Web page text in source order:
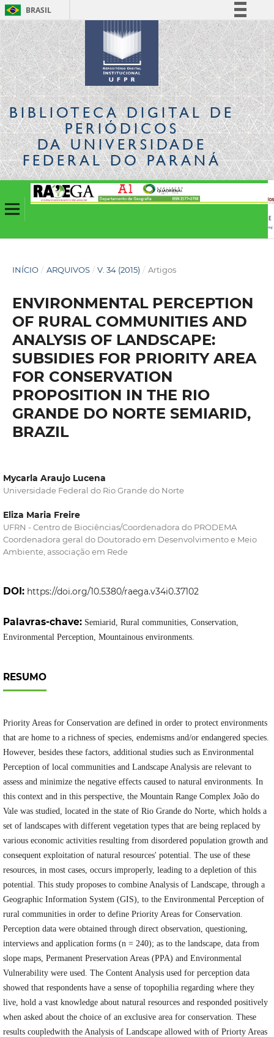
BRASIL
Simplifique!
Comunica BR
Participe
Acesso à informação
Legislação
Canais
BIBLIOTECA DIGITALDE
PERIÓDICOS
DA UNIVERSIDADE
FEDERAL DO PARANÁ
INÍCIO / ARQUIVOS / V. 34 (2015) / Artigos
ENVIRONMENTAL PERCEPTION
OF RURAL COMMUNITIES AND
ANALYSIS OF LANDSCAPE:
SUBSIDIES FOR PRIORITY AREA
FOR CONSERVATION
PROPOSITION IN THE RIO
GRANDE DO NORTE SEMIARID,
BRAZIL
Mycarla Araujo Lucena
Universidade Federal do Rio Grande do Norte
Eliza Maria Freire
UFRN - Centro de Biociências/Coordenadora do PRODEMA
Coordenadora geral do Doutorado em Desenvolvimento e Meio
Ambiente, associação em Rede
DOI: https://doi.org/10.5380/raega.v34i0.37102
Palavras-chave: Semiarid, Rural communities, Conservation,
Environmental Perception, Mountainous environments.
RESUMO
Priority Areas for Conservation are defined in order to protect environments
that are home to a richness of species, endemisms and/or endangered species.
However, besides these factors, additional studies such as Environmental
Perception of local communities and Landscape Analysis are relevant to
assess and minimize the negative effects caused to natural environments. In
this context and in this perspective, the Mountain Range Complex João do
Vale was studied, located in the state of Rio Grande do Norte, which holds a
set of landscapes with different vegetation types that are being replaced by
various economic activities resulting from disordered population growth and
consequent exploitation of natural resources' potential. The use of these
resources, in most cases, occurs improperly, leading to a depletion of this
potential. This study proposes to combine Analysis of Landscape, through a
Geographic Information System (GIS), to the Environmental Perception of
rural communities in order to define Priority Areas for Conservation.
Perception data were obtained through direct observation, questioning,
interviews and application forms (n = 240); as to the landscape, data from
slope maps, Permanent Preservation Areas (PPA) and Environmental
Vulnerability were used. The Content Analysis used for perception data
showed that respondents have a sense of topophilia regarding where they
live, hold a vast knowledge about natural resources and responded positively
when asked about the choice of an exclusive area for conservation. These
results coupledwith the Analysis of Landscape allowed with of Priorty Areas